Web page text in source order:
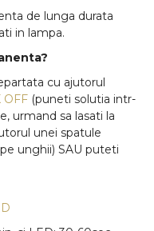
de lunga durata
in lampa.
cu ajutorul
OFF (puneti solutia intr-
urmand sa lasati la
unei spatule
unghii) SAU puteti